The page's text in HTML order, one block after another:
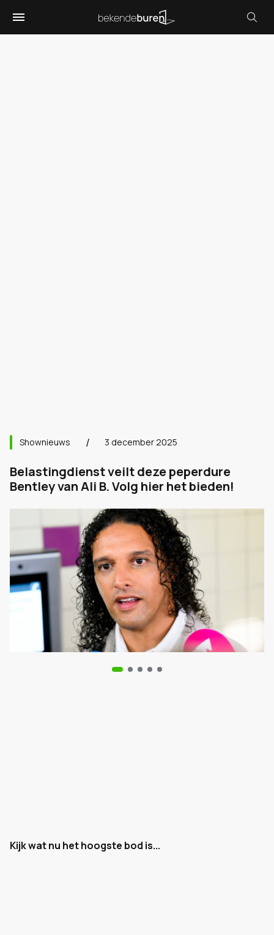
Shownieuws 3 december 2025
Belastingdienst veilt deze peperdure
Bentley van Ali B. Volg hier het bieden!
Kijk wat nu het hoogste bod is...